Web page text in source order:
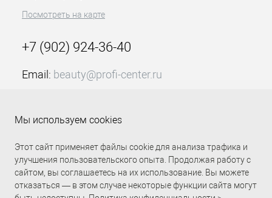
Посмотреть на карте
+7 (902) 924-36-40
Email: beauty@profi-center.ru
Прямая связь Profi Center
Мы используем cookies
Этот сайт применяет файлы cookie для анализа трафика и
улучшения пользовательского опыта. Продолжая работу с
сайтом, вы соглашаетесь на их использование. Вы можете
отказаться — в этом случае некоторые функции сайта могут